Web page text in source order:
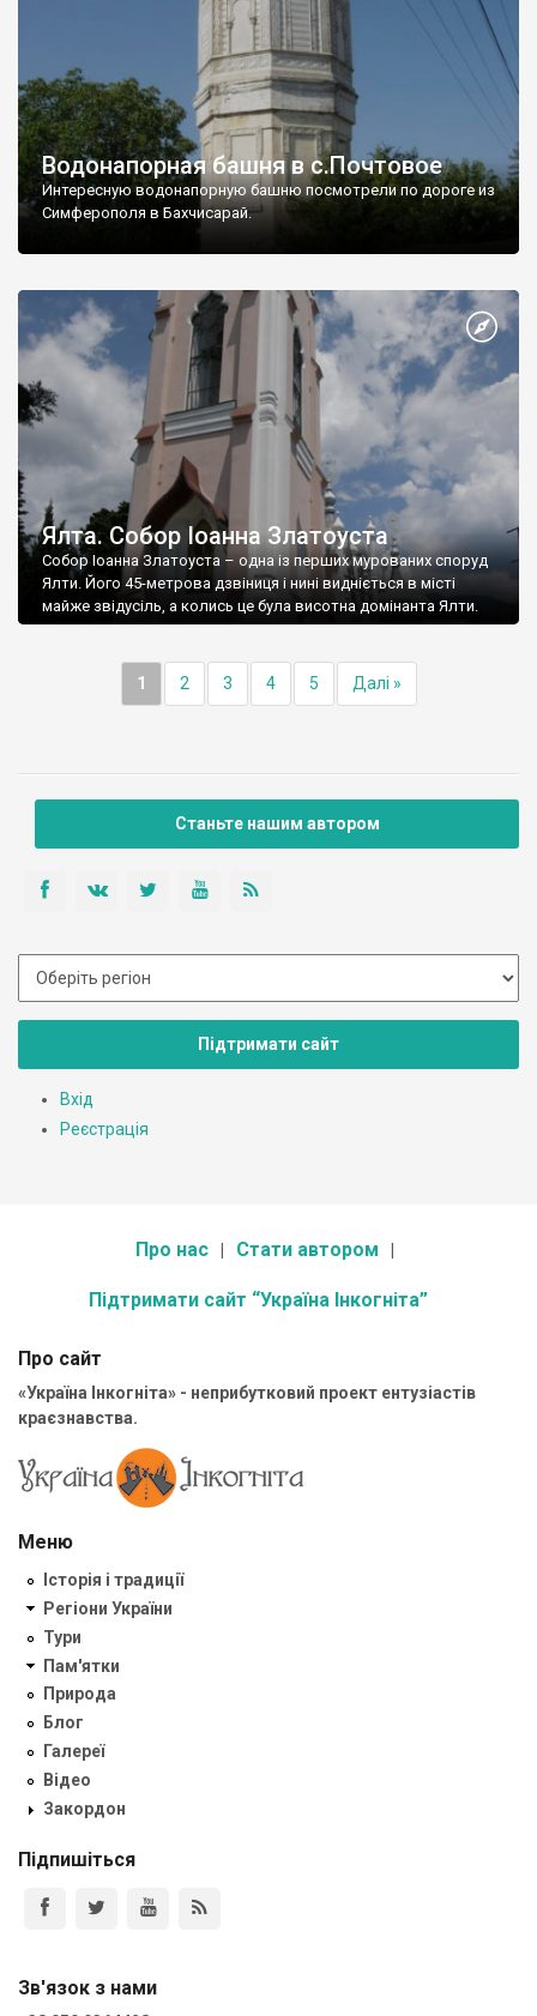
Водонапорная башня в с.Почтовое
Интересную водонапорную башню посмотрели по дороге из
Симферополя в Бахчисарай.
Ялта. Собор Іоанна Златоуста
Собор Іоанна Златоуста – одна із перших мурованих споруд
Ялти. Його 45-метрова дзвіниця і нині видніється в місті
майже звідусіль, а колись це була висотна домінанта Ялти.
1 2 3 4 5 Далі »
Станьте нашим автором
Підтримати сайт
Вхід
Реєстрація
Про нас Стати автором
Підтримати сайт “Україна Інкогніта”
Про сайт
«Україна Інкогніта» - неприбутковий проект ентузіастів
краєзнавства.
Меню
Історія і традиції
Регіони України
Тури
Пам'ятки
Природа
Блог
Галереї
Відео
Закордон
Підпишіться
Зв'язок з нами